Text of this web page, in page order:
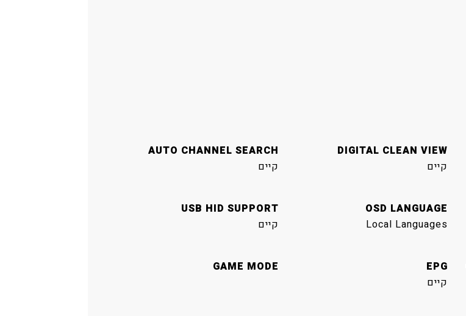
DIGITAL CLEAN VIEW
קיים
AUTO CHANNEL SEARCH
קיים
OSD LANGUAGE
Local Languages
USB HID SUPPORT
קיים
EPG
קיים
GAME MODE